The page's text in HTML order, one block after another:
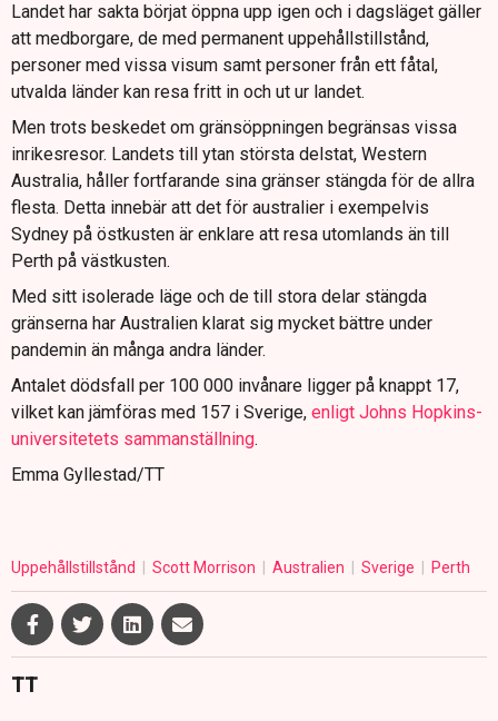
Landet har sakta börjat öppna upp igen och i dagsläget gäller
att medborgare, de med permanent uppehållstillstånd,
personer med vissa visum samt personer från ett fåtal,
utvalda länder kan resa fritt in och ut ur landet.
Men trots beskedet om gränsöppningen begränsas vissa
inrikesresor. Landets till ytan största delstat, Western
Australia, håller fortfarande sina gränser stängda för de allra
flesta. Detta innebär att det för australier i exempelvis
Sydney på östkusten är enklare att resa utomlands än till
Perth på västkusten.
Med sitt isolerade läge och de till stora delar stängda
gränserna har Australien klarat sig mycket bättre under
pandemin än många andra länder.
Antalet dödsfall per 100 000 invånare ligger på knappt 17,
vilket kan jämföras med 157 i Sverige, enligt Johns Hopkins-
universitetets sammanställning.
Emma Gyllestad/TT
Uppehållstillstånd Scott Morrison Australien Sverige Perth
TT